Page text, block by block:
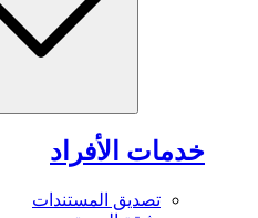
خدمات الأفراد
تصديق المستندات